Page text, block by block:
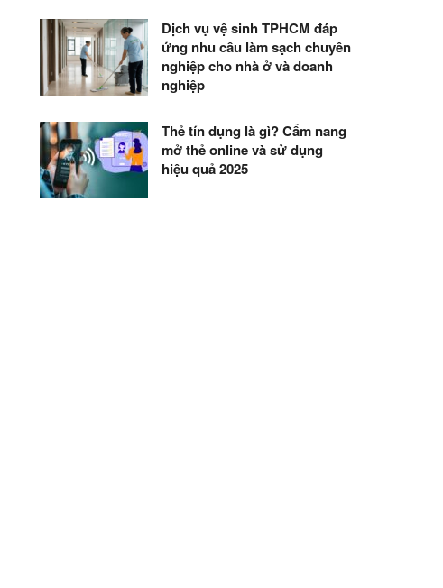
Dịch vụ vệ sinh TPHCM đáp
ứng nhu cầu làm sạch chuyên
nghiệp cho nhà ở và doanh
nghiệp
Thẻ tín dụng là gì? Cẩm nang
mở thẻ online và sử dụng
hiệu quả 2025